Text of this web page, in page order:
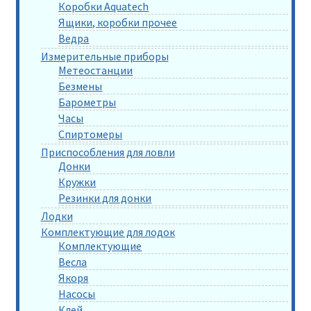
Коробки Aquatech
Ящики, коробки прочее
Ведра
Измерительные приборы
Метеостанции
Безмены
Барометры
Часы
Спиртомеры
Приспособления для ловли
Донки
Кружки
Резинки для донки
Лодки
Комплектующие для лодок
Комплектующие
Весла
Якоря
Насосы